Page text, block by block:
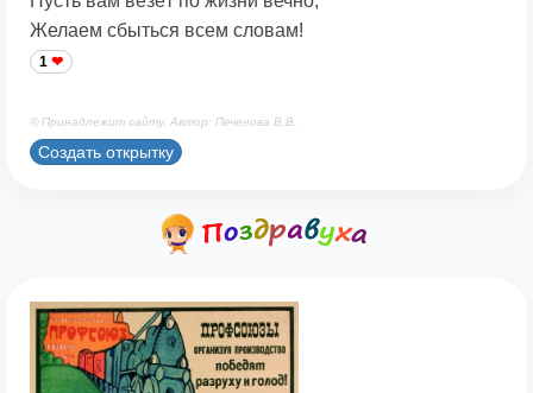
Желаем сбыться всем словам!
1
© Принадлежит сайту. Автор: Печенова В.В.
Создать открытку